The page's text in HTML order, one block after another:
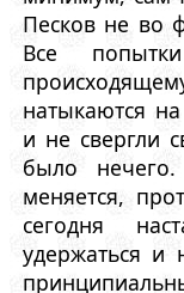
Песков не во
Все
натыкаются
и не свергли
было
меняется,
сегодня
удержаться и